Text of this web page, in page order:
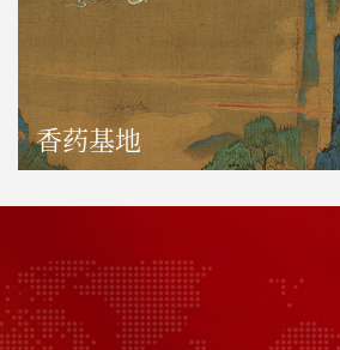
香药基地